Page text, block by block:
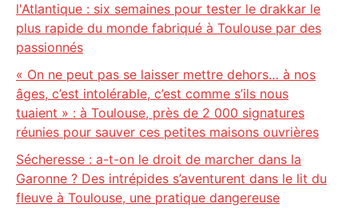
l'Atlantique : six semaines pour tester le drakkar le
plus rapide du monde fabriqué à Toulouse par des
passionnés
« On ne peut pas se laisser mettre dehors… à nos
âges, c’est intolérable, c’est comme s’ils nous
tuaient » : à Toulouse, près de 2 000 signatures
réunies pour sauver ces petites maisons ouvrières
Sécheresse : a-t-on le droit de marcher dans la
Garonne ? Des intrépides s’aventurent dans le lit du
fleuve à Toulouse, une pratique dangereuse